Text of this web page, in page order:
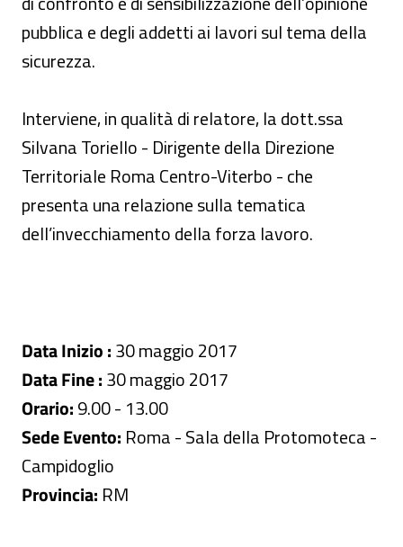
pubblica e degli addetti ai lavori sul tema della
sicurezza.
Interviene, in qualità di relatore, la dott.ssa
Silvana Toriello - Dirigente della Direzione
Territoriale Roma Centro-Viterbo - che
presenta una relazione sulla tematica
dell’invecchiamento della forza lavoro.
Data Inizio :30 maggio 2017
Data Fine :30 maggio 2017
Orario:9.00 - 13.00
Sede Evento: Roma - Sala della Protomoteca -
Campidoglio
Provincia: RM